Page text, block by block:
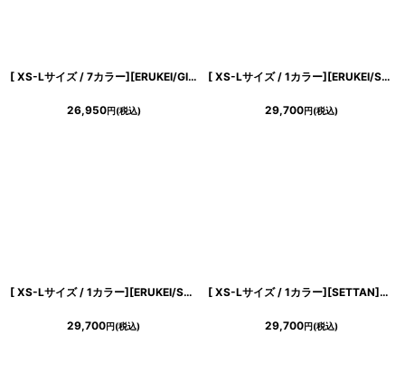
[ XS-Lサイズ / 7カラー][ERUKEI/GINZA COUTURE]サテン・シンプル・Vネック・ノースリーブ・ウエストマーク・Aライン・ロングドレス[送料無料]
26,950円(税込)
[ XS-Lサイズ / 1カラー][ERUKEI/SETTAN]フラワープリント・花柄レース・ハイウエスト・リボン・ノースリーブ・Vネック・Aライン・切替・ロングドレス[送料無料]
29,700円(税込)
[ XS-Lサイズ / 1カラー][ERUKEI/SETTAN]オーガンジー・花柄・プリント・スクエアネック・ノースリーブ・タック・フレア・Aライン・ロングドレス[送料無料]
29,700円(税込)
[ XS-Lサイズ / 1カラー][SETTAN]イエロー・ホルターネック・ブラックベルト・リボン・シフォン・マーメイドライン・ロングドレス[黒木麗奈着用][送料無料]
29,700円(税込)